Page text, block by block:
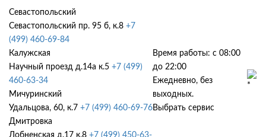
Севастопольский
Севастопольский пр. 95 б, к.8 +7
(499) 460-69-84
Калужская
Научный проезд д.14а к.5 +7 (499)
460-63-34
Мичуринский
Удальцова, 60, к.7 +7 (499) 460-69-76
Дмитровка
Лобненская д.17 к.8 +7 (499) 450-63-
Время работы: с 08:00
до 22:00
Ежедневно, без
выходных.
Выбрать сервис